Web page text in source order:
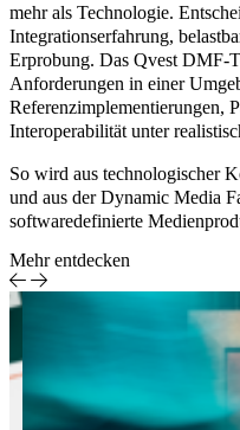
mehr als Technologie.
Integrationserfahrung,
Erprobung. Das Qvest DMF-
Anforderungen in einer
Referenzimplementierungen,
Interoperabilität unter
So wird aus technologischer
und aus der Dynamic Media
softwaredefinierte
Mehr entdecken